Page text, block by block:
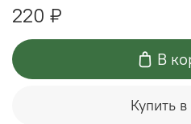
220 ₽
В
Купить в